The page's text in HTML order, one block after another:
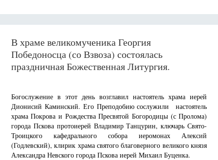
В храме великомученика Георгия
Победоносца (со Взвоза) состоялась
праздничная Божественная Литургия.
Богослужение в этот день возглавил настоятель храма иерей
Дионисий Каминский. Его Преподобию сослужили настоятель
храма Покрова и Рождества Пресвятой Богородицы (с Пролома)
города Пскова протоиерей Владимир Танцурин, ключарь Свято-
Троицкого кафедрального собора иеромонах Алексий
(Годлевский), клирик храма святого благоверного великого князя
Александра Невского города Пскова иерей Михаил Буценка.